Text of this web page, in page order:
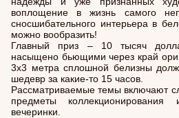
воплощение в жизнь самого
сносшибательного интерьера в
можно вообразить!
Главный приз – 10 тысяч
насыщено бьющими через край
3х3 метра сплошной белизны
шедевр за какие-то 15 часов.
Рассматриваемые темы включают
предметы
вечеринки.